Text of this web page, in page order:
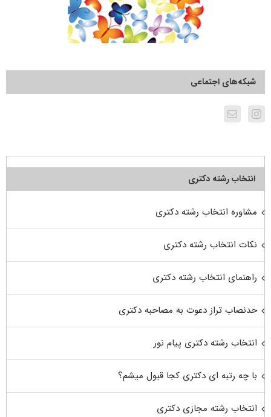
شبکه‌های اجتماعی
انتخاب رشته دکتری
مشاوره انتخاب رشته دکتری
نکات انتخاب رشته دکتری
راهنمای انتخاب رشته دکتری
حدنصاب تراز دعوت به مصاحبه دکتری
انتخاب رشته دکتری پیام نور
با چه رتبه ای دکتری کجا قبول میشم؟
انتخاب رشته مجازی دکتری